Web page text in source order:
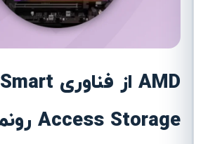
AMD از فناوری Smart
Access Storage رونمایی کرد